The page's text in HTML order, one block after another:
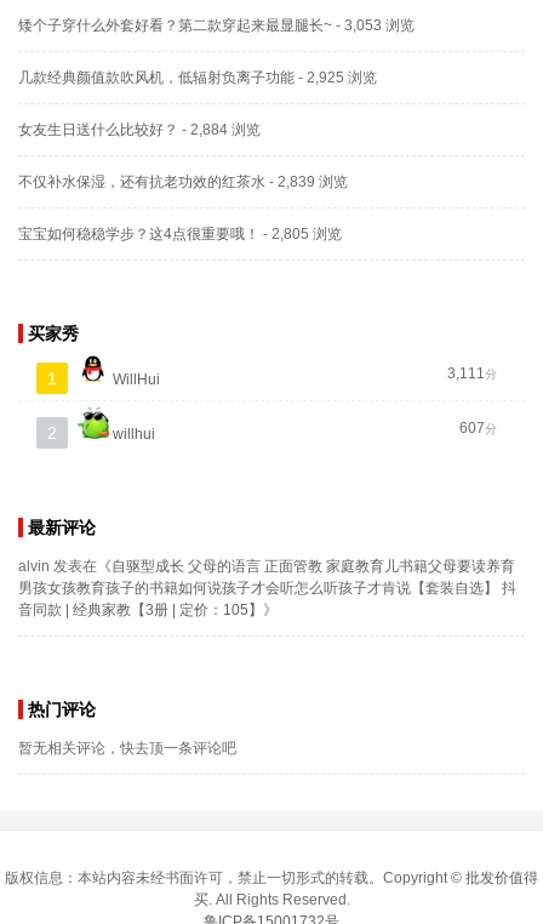
矮个子穿什么外套好看？第二款穿起来最显腿长~ - 3,053 浏览
几款经典颜值款吹风机，低辐射负离子功能 - 2,925 浏览
女友生日送什么比较好？ - 2,884 浏览
不仅补水保湿，还有抗老功效的红茶水 - 2,839 浏览
宝宝如何稳稳学步？这4点很重要哦！ - 2,805 浏览
买家秀
1 WillHui 3,111分
2 willhui 607分
最新评论
alvin 发表在《自驱型成长 父母的语言 正面管教 家庭教育儿书籍父母要读养育
男孩女孩教育孩子的书籍如何说孩子才会听怎么听孩子才肯说【套装自选】 抖
音同款 | 经典家教【3册 | 定价：105】 》
热门评论
暂无相关评论，快去顶一条评论吧
版权信息：本站内容未经书面许可，禁止一切形式的转载。Copyright © 批发价值得
买. All Rights Reserved.